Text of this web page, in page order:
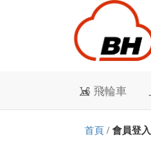
飛輪車
首頁 / 會員登入